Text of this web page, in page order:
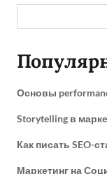
Основы
Storytelling в
Как писать SEO-
Маркетинг на